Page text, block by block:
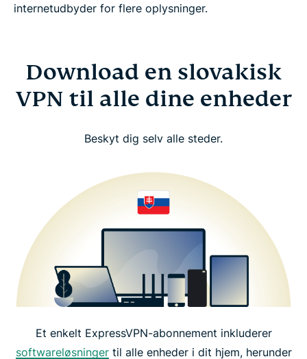
internetudbyder for flere oplysninger.
Download en slovakisk
VPN til alle dine enheder
Beskyt dig selv alle steder.
Et enkelt ExpressVPN-abonnement inkluderer
softwareløsningertil alle enheder i dit hjem, herunder